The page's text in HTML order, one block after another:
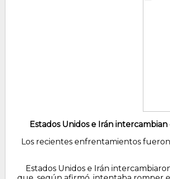
Estados Unidos e Irán
Los recientes enfrentamientos
Estados Unidos e Irán